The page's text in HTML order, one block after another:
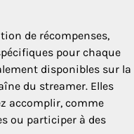
de récompenses,
pour chaque
disponibles sur la
du streamer. Elles
accomplir, comme
ou participer à des